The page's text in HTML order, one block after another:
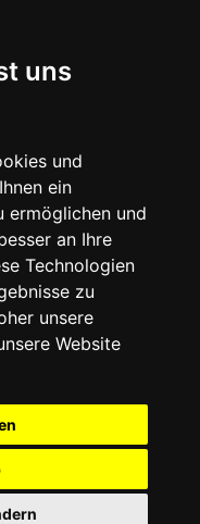
uns
und
ein
ermöglichen und
an Ihre
Technologien
zu
unsere
Website